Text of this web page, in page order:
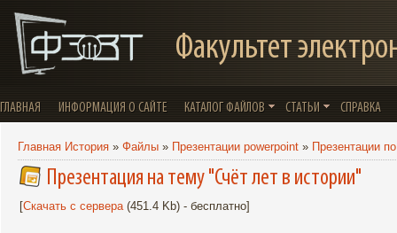
Факультет
ГЛАВНАЯ ИНФОРМАЦИЯ О САЙТЕ КАТАЛОГ ФАЙЛОВ СТАТЬИ СПРАВКА
Главная История » Файлы » Презентации powerpoint » Презентации
Презентация на тему "Счёт лет в истории"
[Скачать с сервера(451.4 Kb) - бесплатно]